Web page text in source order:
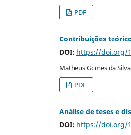
PDF
Contribuições
DOI: https://doi.org/
Matheus Gomes da
PDF
Análise de teses e
DOI: https://doi.org/